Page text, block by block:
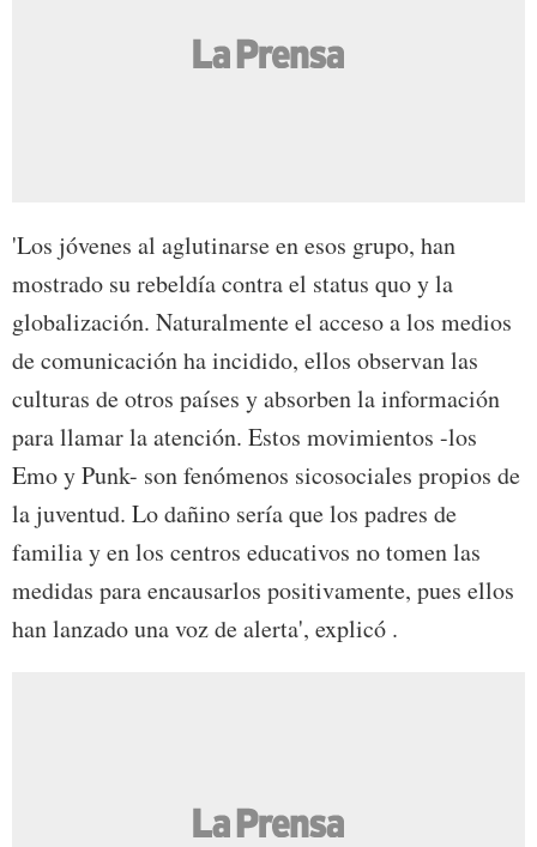
'Los jóvenes al aglutinarse en esos grupo, han
mostrado su rebeldía contra el status quo y la
globalización. Naturalmente el acceso a los medios
de comunicación ha incidido, ellos observan las
culturas de otros países y absorben la información
para llamar la atención. Estos movimientos -los
Emo y Punk- son fenómenos sicosociales propios de
la juventud. Lo dañino sería que los padres de
familia y en los centros educativos no tomen las
medidas para encausarlos positivamente, pues ellos
han lanzado una voz de alerta', explicó .